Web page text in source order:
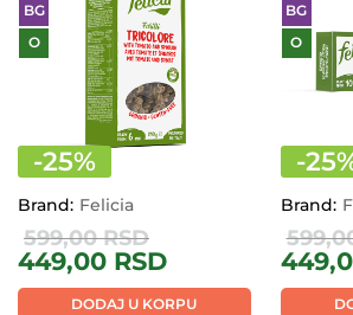
BG
O
-25%
Brand: Felicia
449,00 RSD
599,00RSD
DODAJ U KORPU
BG
O
-25
Brand: